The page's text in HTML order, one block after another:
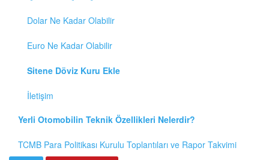
Dolar Ne Kadar Olabilir
Euro Ne Kadar Olabilir
Sitene Döviz Kuru Ekle
İletişim
Yerli Otomobilin Teknik Özellikleri Nelerdir?
TCMB Para Politikası Kurulu Toplantıları ve Rapor Takvimi